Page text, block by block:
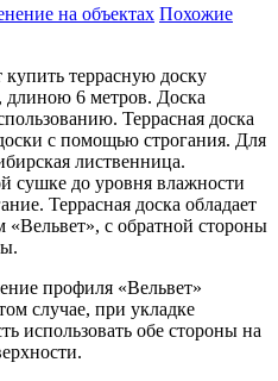
на объектах Похожие
террасную доску
длиною 6 метров. Доска
Террасная доска
с помощью строгания. Для
лиственница.
сушке до уровня влажности
Террасная доска обладает
с обратной стороны
профиля «Вельвет»
случае, при укладке
использовать обе стороны на